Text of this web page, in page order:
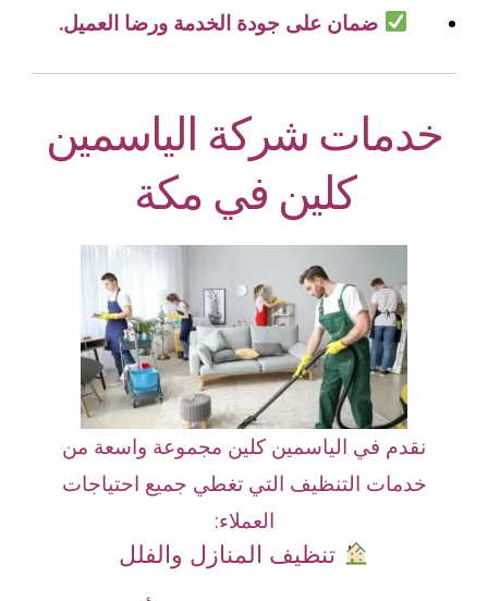
ضمان على جودة الخدمة ورضا العميل.
خدمات شركة الياسمين
كلين في مكة
نقدم في الياسمين كلين مجموعة واسعة من
خدمات التنظيف التي تغطي جميع احتياجات
العملاء:
تنظيف المنازل والفلل